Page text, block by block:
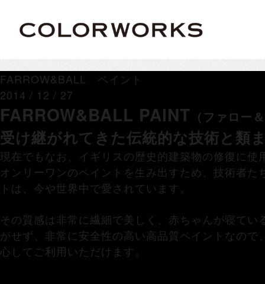
FARROW&BALL ペイント
2014 / 12 / 27
FARROW&BALL PAINT （ファロー
受け継がれてきた伝統的な技術と類
現在でもなお、イギリスの歴史的建築物の修復に
オンリーワンのペイントを生み出すため、技術者
トは、今や世界中で愛されています。
その質感は非常に繊細で美しく、赤ちゃんが寝て
がせず、非常に安全性の高い高品質ペイントなの
心してご利用いただけます。